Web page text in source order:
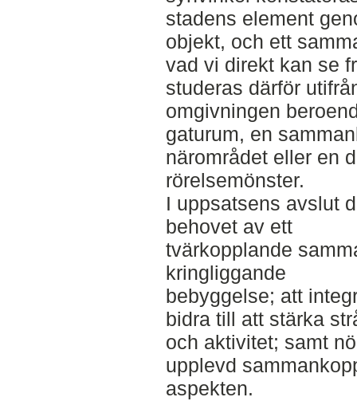
stadens element
objekt, och ett
vad vi direkt kan se
studeras därför
omgivningen
gaturum, en
närområdet eller en
rörelsemönster.
I uppsatsens avslut
behovet av ett
tvärkopplande
kringliggande
bebyggelse; att
bidra till att stärka
och aktivitet; samt
upplevd
aspekten.